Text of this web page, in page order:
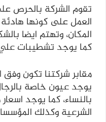
تقوم الشركة بالحرص
العمل على كونها
المكان، وتهتم ايضا
كما يوجد تشطيبات
مقابر شركتنا تكون وفق
يوجد عيون خاصة
بالنساء، كما يوجد
الشرعية وكذلك